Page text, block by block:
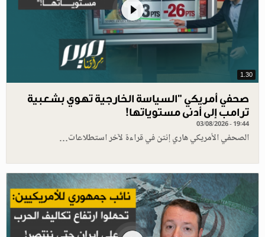
1.30
صحفي أمريكي "السياسة الخارجية تهوي بشعبية
ترامب إلى أدنى مستوياتها!
03/08/2026 - 19:44
الصحفي الأمريكي هاري إنتن في قراءة لآخر استطلاعات…